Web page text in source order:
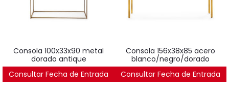
consola 100x33x90 metal
dorado antique
760€
Consultar Fecha de Entrada
consola 156x38x85 acero
blanco/negro/dorado
1.914€
Consultar Fecha de Entrada